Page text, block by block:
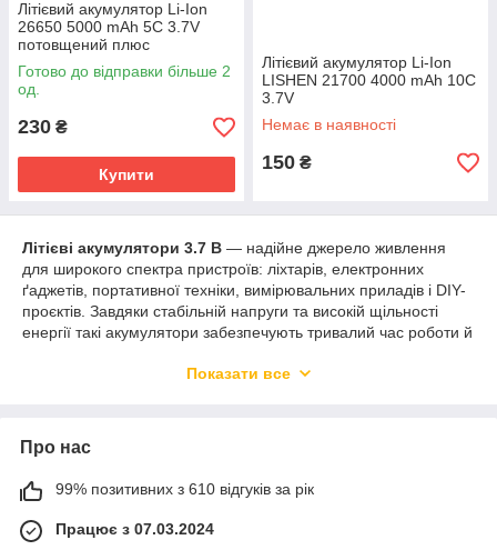
Літієвий акумулятор Li-Ion
26650 5000 mAh 5С 3.7V
потовщений плюс
Готово до відправки більше 2
од.
230 ₴
Купити
Літієвий акумулятор Li-Ion
LISHEN 21700 4000 mAh 10С
3.7V
Немає в наявності
150 ₴
Літієві акумулятори 3.7 В — надійне джерело живлення
для широкого спектра пристроїв: ліхтарів, електронних
ґаджетів, портативної техніки, вимірювальних приладів і DIY-
проєктів. Завдяки стабільній напруги та високій щільності
енергії такі акумулятори забезпечують тривалий час роботи й
У категорії представлені популярні типорозміри
потужністю. Залежно від моделі, ємність акумуляторів
оптимальний баланс між компактністю й часом автономної
Літієві акумулятори 3.7 В вирізняються низьким
Показати все
Про нас
99% позитивних з 610 відгуків за рік
Працює з 07.03.2024